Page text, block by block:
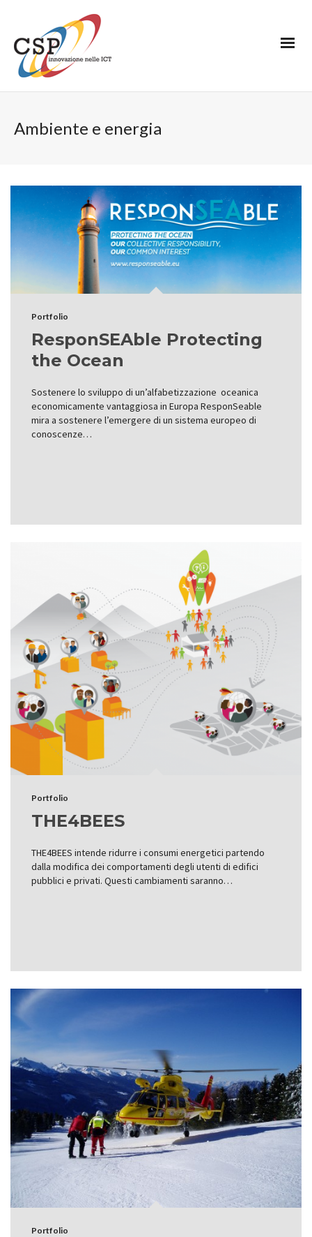
Ambiente e energia
Portfolio
ResponSEAble Protecting
the Ocean
Sostenere lo sviluppo di un’alfabetizzazione oceanica
economicamente vantaggiosa in Europa ResponSeable
mira a sostenere l’emergere di un sistema europeo di
conoscenze…
Portfolio
THE4BEES
THE4BEES intende ridurre i consumi energetici partendo
dalla modifica dei comportamenti degli utenti di edifici
pubblici e privati. Questi cambiamenti saranno…
Portfolio